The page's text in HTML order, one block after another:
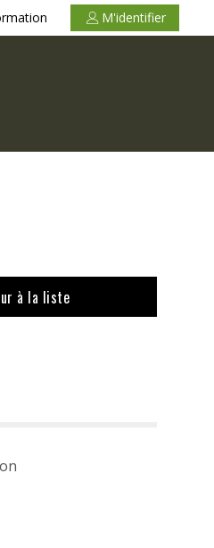
M'identifier
à la liste